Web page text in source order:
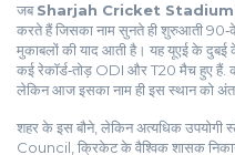
जबSharjah Cricket Stadium
करते हैं जिसका नाम सुनते ही शुरुआती
मुकाबलों की याद आती है। यह यूएई के दुबई
कई रेकॉर्ड‑तोड़ ODI और T20 मैच हुए हैं.
लेकिन आज इसका नाम ही इस स्थान को
शहर के इस बौने, लेकिन अत्यधिक उपयोगी
Council क्रिके‍ट के वैश्विक शासक